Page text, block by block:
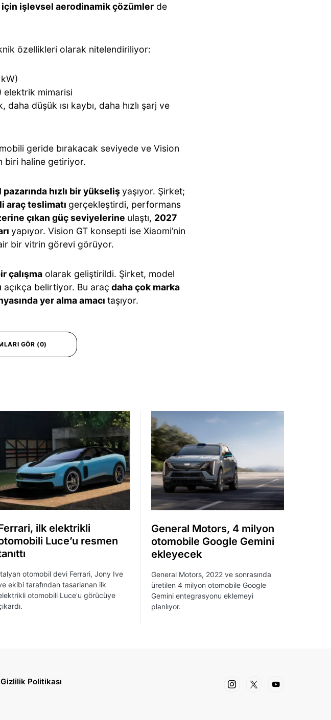
işlevsel aerodinamik çözümler de
özellikleri olarak nitelendiriliyor:
elektrik mimarisi
düşük ısı kaybı, daha hızlı şarj ve
geride bırakacak seviyede ve Vision
biri haline getiriyor.
hızlı bir yükselişyaşıyor. Şirket;
araç teslimatı gerçekleştirdi, performans
çıkan güç seviyelerine ulaştı, 2027
yapıyor. Vision GT konsepti ise Xiaomi’nin
bir vitrin görevi görüyor.
çalışma olarak geliştirildi. Şirket, model
açıkça belirtiyor. Bu araç daha çok marka
yer alma amacı taşıyor.
GÖR (0)
ilk elektrikli
Luce’u resmen
otomobil devi Ferrari, Jony Ive
ekibi tarafından tasarlanan ilk
otomobili Luce'u görücüye
General Motors, 4 milyon
otomobile Google Gemini
ekleyecek
General Motors, 2022 ve sonrasında
üretilen 4 milyon otomobile Google
Gemini entegrasyonu eklemeyi
planlıyor.
Gizlilik Politikası